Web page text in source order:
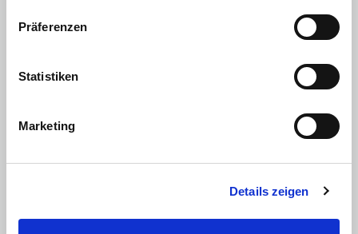
Präferenzen
Statistiken
Marketing
Details zeigen
Start-Stop-Automatik
Motorisierung & Leistung
Leistung PS